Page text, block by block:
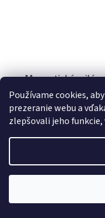
Používame cookies,
prezeranie webu a
zlepšovali jeho
Magnetický
€10